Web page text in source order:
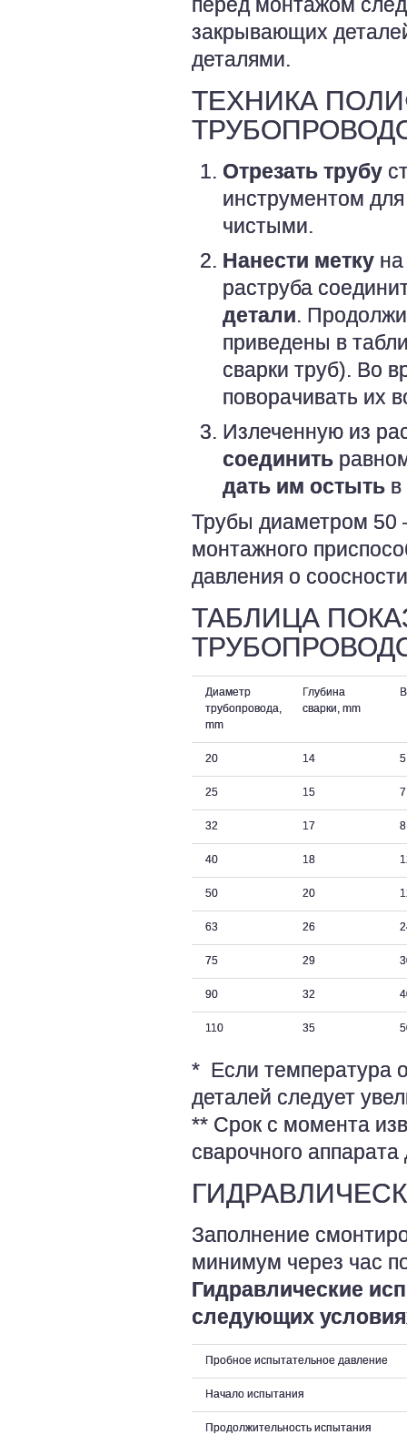
перед монтажом
закрывающих
деталями.
ТЕХНИКА
Отрезать трубу
инструментом
чистыми.
Нанести метку
раструба
детали.
приведены в
сварки труб). Во
поворачивать их
Излеченную из
соединить
дать им остыть в
Трубы диаметром 50
монтажного
давления о
ТАБЛИЦА
Диаметр
трубопровода,
mm
Глубина
сварки, mm
20 14 5
25 15 7
32 17 8
40 18
50 20
63 26
75 29
90 32
110 35
* Если температура
деталей следует
** Срок с момента
сварочного
Заполнение
минимум через час
Гидравлические
следующих
Пробное испытательное давление
Начало испытания
Продолжительность испытания